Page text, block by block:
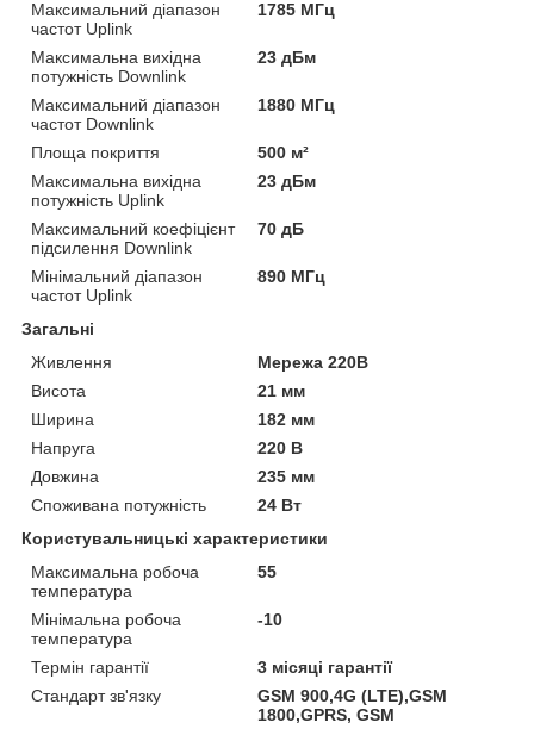
Максимальний діапазон
частот Uplink
1785 МГц
Максимальна вихідна
потужність Downlink
23 дБм
Максимальний діапазон
частот Downlink
1880 МГц
Площа покриття
500 м²
Максимальна вихідна
потужність Uplink
23 дБм
Максимальний коефіцієнт
підсилення Downlink
70 дБ
Мінімальний діапазон
частот Uplink
890 МГц
Загальні
Живлення
Мережа 220В
Висота
21 мм
Ширина
182 мм
Напруга
220 В
Довжина
235 мм
Споживана потужність
24 Вт
Користувальницькі характеристики
Максимальна робоча
температура
55
Мінімальна робоча
температура
-10
Термін гарантії
3 місяці гарантії
Стандарт зв'язку
GSM 900,4G (LTE),GSM
1800,GPRS, GSM